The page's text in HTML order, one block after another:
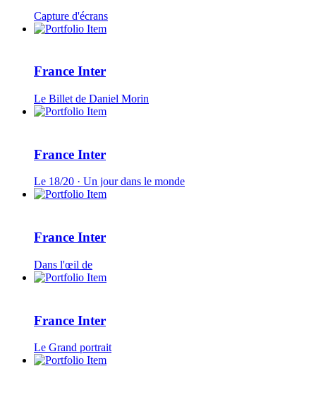
Capture d'écrans
France Inter
Le Billet de Daniel Morin
France Inter
Le 18/20 · Un jour dans le monde
France Inter
Dans l'œil de
France Inter
Le Grand portrait